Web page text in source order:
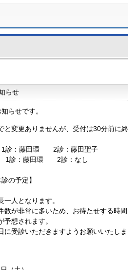
らせ
らせです。
と変更ありませんが、受付は30分前に終
診：藤田環 2診：藤田聖子
1診：藤田環 2診：なし
の予定】
一人となります。
数が非常に多いため、お待たせする時間
想されます。
に受診いただきますようお願いいたしま